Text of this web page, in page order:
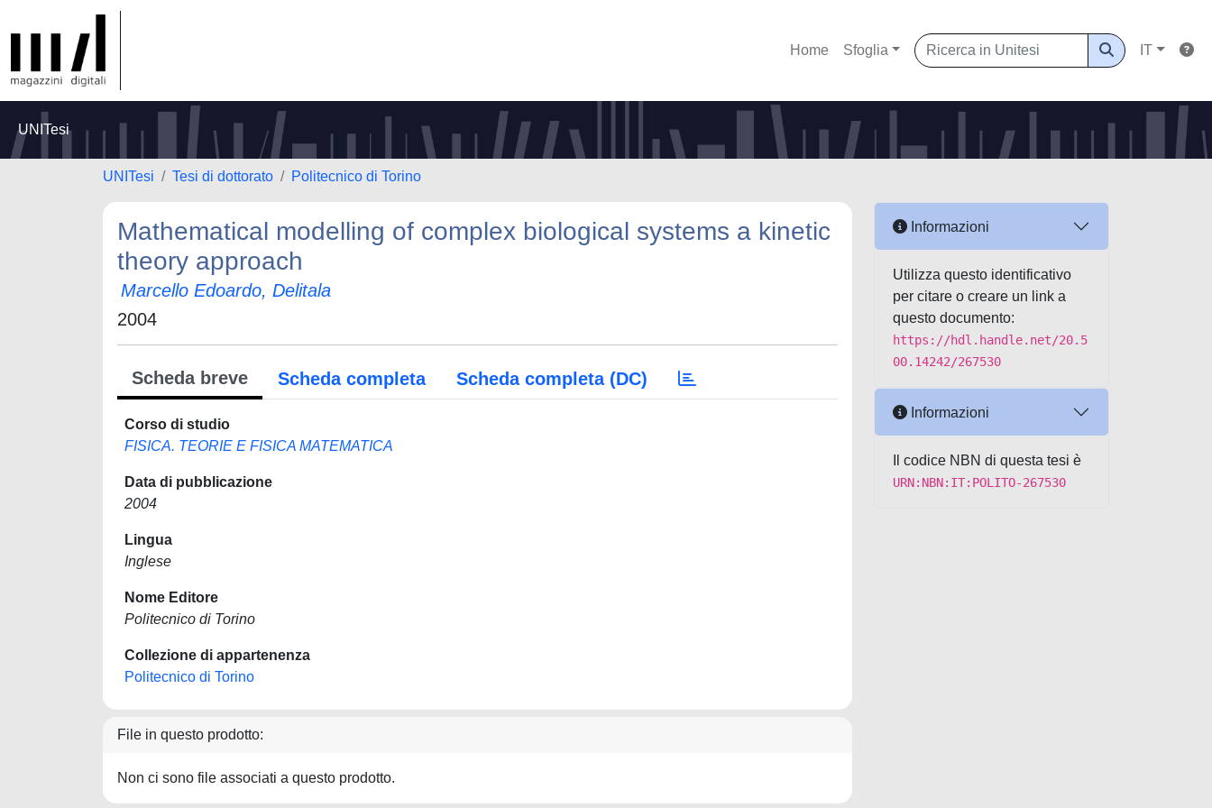
Home Sfoglia IT
UNITesi
UNITesi Tesi di dottorato Politecnico di Torino
Mathematical modelling of complex biological systems a kinetic
theory approach
Marcello Edoardo, Delitala
2004
Scheda breve Scheda completa Scheda completa (DC)
Corso di studio
FISICA. TEORIE E FISICA MATEMATICA
Data di pubblicazione
2004
Lingua
Inglese
Nome Editore
Politecnico di Torino
Collezione di appartenenza
Politecnico di Torino
File in questo prodotto:
Non ci sono file associati a questo prodotto.
Informazioni
Utilizza questo identificativo
per citare o creare un link a
questo documento:
https://hdl.handle.net/20.5
00.14242/267530
Informazioni
Il codice NBN di questa tesi è
URN:NBN:IT:POLITO-267530